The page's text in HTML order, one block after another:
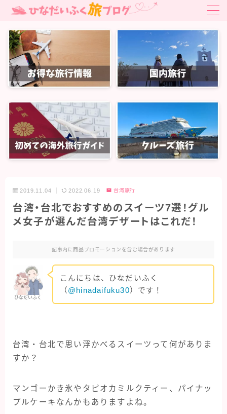
MENU
お得旅行・旅クーポン
国内旅行
関東旅行
北陸・中部旅行
九州・沖縄旅行
コスタフォーチュナ
海外旅行
2019.11.04 2022.06.19 台湾旅行
台湾・台北でおすすめのスイーツ7選！グル
メ女子が選んだ台湾デザートはこれだ！
記事内に商品プロモーションを含む場合があります
ひなだいふく
こんにちは、ひなだいふく
（ @hinadaifuku30）です！
台湾・台北で思い浮かべるスイーツって何がありま
すか？
マンゴーかき氷やタピオカミルクティー、パイナッ
プルケーキなんかもありますよね。